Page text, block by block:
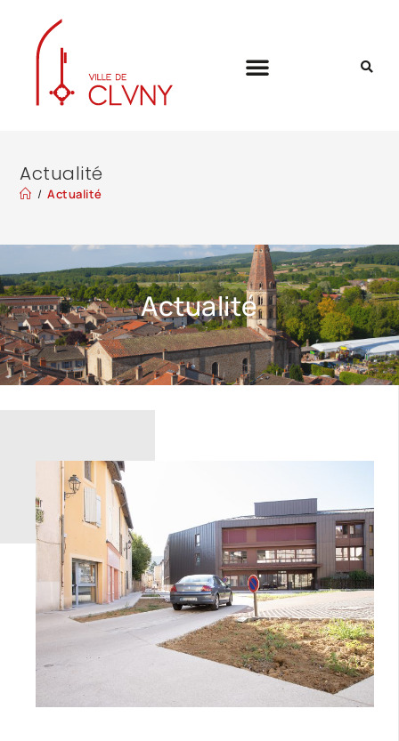
Actualité
/ Actualité
Actualité